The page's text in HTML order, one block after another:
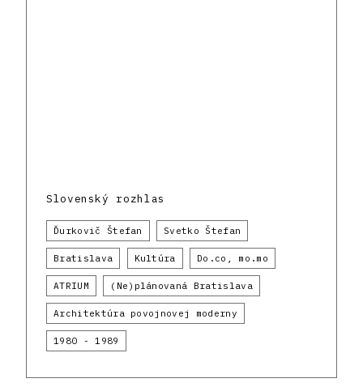
Slovenský rozhlas
Ďurkovič Štefan Svetko Štefan
Bratislava Kultúra Do.co, mo.mo
ATRIUM (Ne)plánovaná Bratislava
Architektúra povojnovej moderny
1980 - 1989